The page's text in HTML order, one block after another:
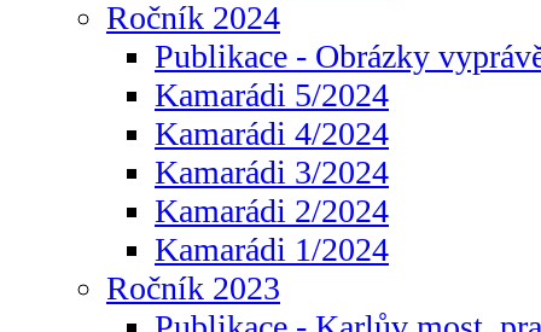
Ročník 2024
Publikace - Obrázky
Kamarádi 5/2024
Kamarádi 4/2024
Kamarádi 3/2024
Kamarádi 2/2024
Kamarádi 1/2024
Ročník 2023